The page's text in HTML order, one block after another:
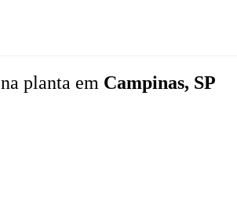
na planta em Campinas, SP